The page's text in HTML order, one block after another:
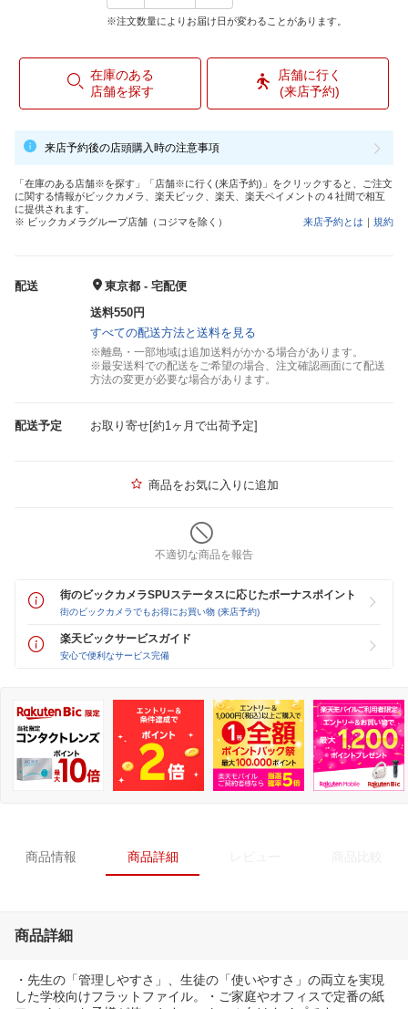
※注文数量によりお届け日が変わることがあります。
在庫のある
店舗を探す
店舗に行く
(来店予約)
来店予約後の店頭購入時の注意事項
「在庫のある店舗※を探す」「店舗※に行く(来店予約)」をクリックすると、ご注文
に関する情報がビックカメラ、楽天ビック、楽天、楽天ペイメントの４社間で相互
に提供されます。
※ ビックカメラグループ店舗（コジマを除く）
来店予約とは ｜ 規約
配送
東京都 - 宅配便
送料550円
すべての配送方法と送料を見る
※離島・一部地域は追加送料がかかる場合があります。
※最安送料での配送をご希望の場合、注文確認画面にて配送
方法の変更が必要な場合があります。
配送予定 お取り寄せ[約1ヶ月で出荷予定]
商品をお気に入りに追加
不適切な商品を報告
街のビックカメラSPUステータスに応じたボーナスポイント
街のビックカメラでもお得にお買い物 (来店予約)
楽天ビックサービスガイド
安心で便利なサービス完備
商品情報 商品詳細
商品詳細
・先生の「管理しやすさ」、生徒の「使いやすさ」の両立を実現
した学校向けフラットファイル。・ご家庭やオフィスで定番の紙